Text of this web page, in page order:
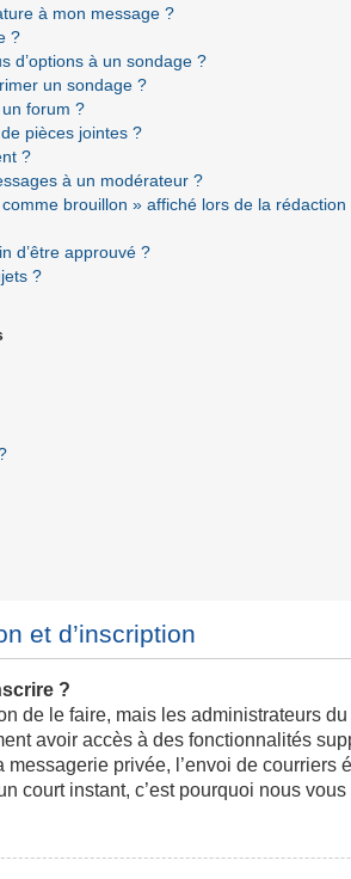
à mon message ?
?
d’options à un sondage ?
un sondage ?
forum ?
pièces jointes ?
?
à un modérateur ?
brouillon » affiché lors de la rédaction
d’être approuvé ?
?
et d’inscription
?
de le faire, mais les administrateurs
avoir accès à des fonctionnalités
privée, l’envoi de
court instant, c’est pourquoi nous